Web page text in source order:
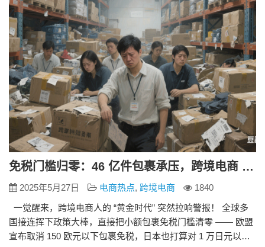
免税门槛归零：46 亿件包裹承压，跨境电商 “低价时代” 落幕
2025年5月27日 电商热点, 跨境电商
1840
一觉醒来，跨境电商人的 “黄金时代” 突然拉响警报！ 全球多
国接连挥下政策大棒，直接把小额包裹免税门槛清零 —— 欧盟
宣布取消 150 欧元以下包裹免税，日本也打算对 1 万日元以下